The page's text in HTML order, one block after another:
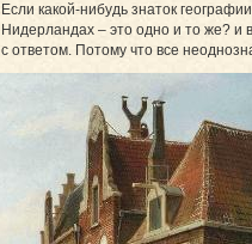
Если какой-нибудь знаток
Нидерландах – это одно и то же? и
с ответом. Потому что все